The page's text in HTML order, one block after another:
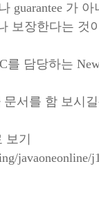
guarantee 가
보장한다는 것
를 담당하는
서를 함 보시
보기
javaoneonline/